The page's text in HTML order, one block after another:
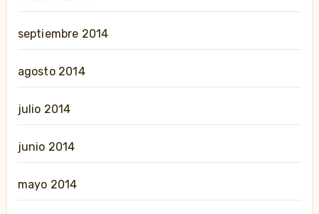
septiembre 2014
agosto 2014
julio 2014
junio 2014
mayo 2014